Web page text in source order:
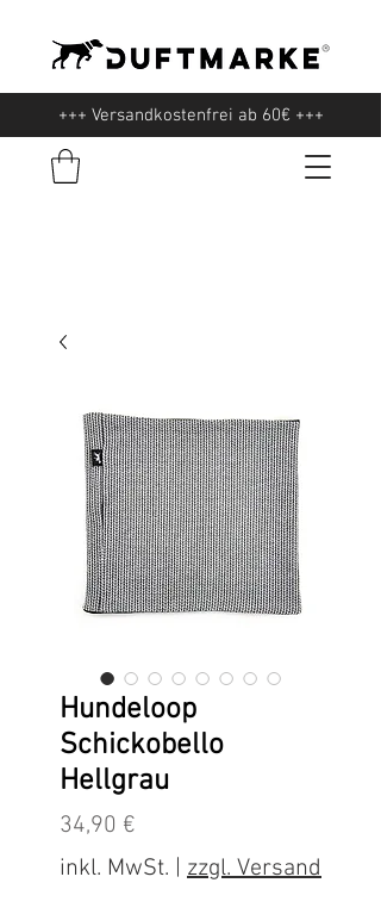
+++ Versandkostenfrei ab 60€ +++
Hundeloop
Schickobello
Hellgrau
34,90 €
inkl. MwSt.
zzgl. Versand